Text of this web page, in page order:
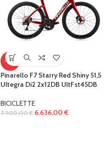
-16%
Pinarello F7 Starry Red Shiny 51,5
Ultegra Di2 2x12DB UltFst45DB
BICICLETTE
7.900,00€ 6.636,00 €